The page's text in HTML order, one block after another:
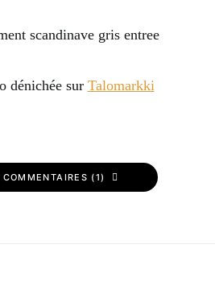
dénichée sur Talomarkki
(1)